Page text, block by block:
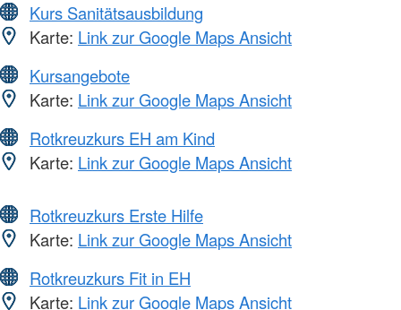
Kurs Sanitätsausbildung
Karte: Link zur Google Maps Ansicht
Kursangebote
Karte: Link zur Google Maps Ansicht
Rotkreuzkurs EH am Kind
Karte: Link zur Google Maps Ansicht
Rotkreuzkurs Erste Hilfe
Karte: Link zur Google Maps Ansicht
Rotkreuzkurs Fit in EH
Karte: Link zur Google Maps Ansicht